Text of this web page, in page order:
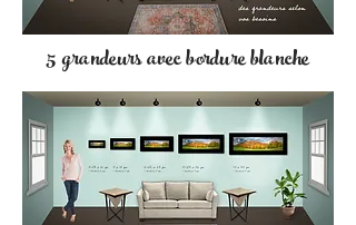
5 grandeurs avec bordure blanche